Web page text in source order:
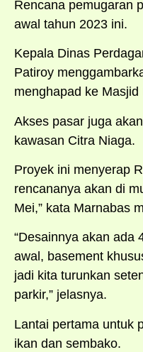
Rencana pemugaran
awal tahun 2023 ini.
Kepala Dinas
Patiroy
menghapad ke Masjid
Akses pasar juga
kawasan Citra Niaga.
Proyek ini menyerap
rencananya akan di
Mei,” kata Marnabas
“Desainnya akan ada
awal, basement
jadi kita turunkan
parkir,” jelasnya.
Lantai pertama untuk
ikan dan sembako.